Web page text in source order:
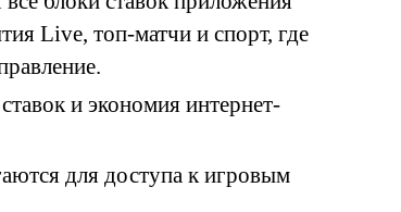
Live, топ-матчи и спорт, где
и экономия интернет-
для доступа к игровым